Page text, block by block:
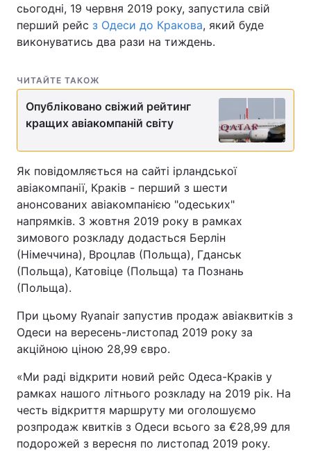
сьогодні, 19 червня 2019 року, запустила свій
перший рейс з Одеси до Кракова, який буде
виконуватись два рази на тиждень.
ЧИТАЙТЕ ТАКОЖ
Опубліковано свіжий рейтинг
кращих авіакомпаній світу
Як повідомляється на сайті ірландської
авіакомпанії, Краків - перший з шести
анонсованих авіакомпанією "одеських"
напрямків. З жовтня 2019 року в рамках
зимового розкладу додасться Берлін
(Німеччина), Вроцлав (Польща), Гданськ
(Польща), Катовіце (Польща) та Познань
(Польща).
При цьому Ryanair запустив продаж авіаквитків з
Одеси на вересень-листопад 2019 року за
акційною ціною 28,99 євро.
«Ми раді відкрити новий рейс Одеса-Краків у
рамках нашого літнього розкладу на 2019 рік. На
честь відкриття маршруту ми оголошуємо
розпродаж квитків з Одеси всього за €28,99 для
подорожей з вересня по листопад 2019 року.